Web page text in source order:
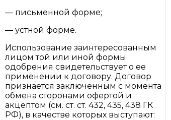
— письменной форме;
— устной форме.
Использование заинтересованным
лицом той или иной формы
одобрения свидетельствует о ее
применении к договору. Договор
признается заключенным с момента
обмена сторонами офертой и
акцептом (см. ст. ст. 432, 435, 438 ГК
РФ), в качестве которых выступают: